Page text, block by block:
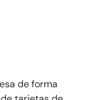
de forma